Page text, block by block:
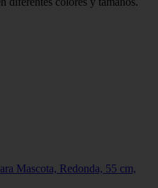
Mascota, Redonda, 55 cm,